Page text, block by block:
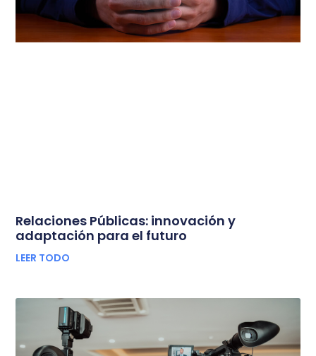
Relaciones Públicas: innovación y
adaptación para el futuro
LEER TODO